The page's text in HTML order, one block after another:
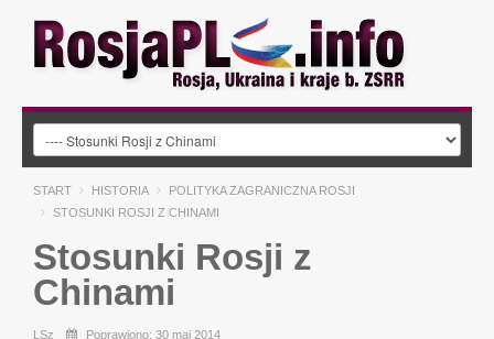
START HISTORIA
POLITYKA ZAGRANICZNA ROSJI
STOSUNKI ROSJI Z CHINAMI
Stosunki Rosji z
Chinami
LSz
Poprawiono: 30 maj 2014